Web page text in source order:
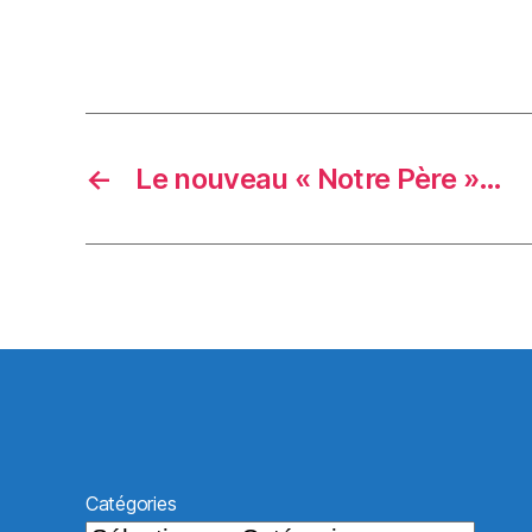
← Le nouveau « Notre Père »…
Catégories